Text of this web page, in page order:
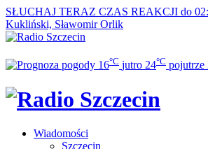
SŁUCHAJ TERAZ CZAS REAKCJI do
Kukliński, Sławomir Orlik
16°C jutro 24°C pojutrze
Wiadomości
Szczecin